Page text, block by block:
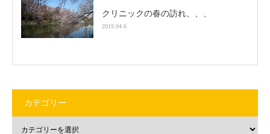
クリニックの春の訪れ、、、
2019.04.6
カテゴリー